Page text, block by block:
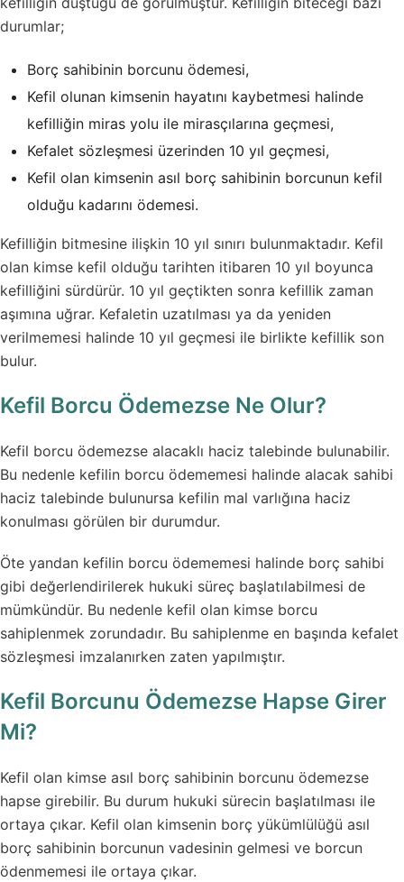
durumlar;
Borç sahibinin borcunu ödemesi,
Kefil olunan kimsenin hayatını kaybetmesi halinde
kefilliğin miras yolu ile mirasçılarına geçmesi,
Kefalet sözleşmesi üzerinden 10 yıl geçmesi,
Kefil olan kimsenin asıl borç sahibinin borcunun kefil
olduğu kadarını ödemesi.
Kefilliğin bitmesine ilişkin 10 yıl sınırı bulunmaktadır. Kefil
olan kimse kefil olduğu tarihten itibaren 10 yıl boyunca
kefilliğini sürdürür. 10 yıl geçtikten sonra kefillik zaman
aşımına uğrar. Kefaletin uzatılması ya da yeniden
verilmemesi halinde 10 yıl geçmesi ile birlikte kefillik son
bulur.
Kefil Borcu Ödemezse Ne Olur?
Kefil borcu ödemezse alacaklı haciz talebinde bulunabilir.
Bu nedenle kefilin borcu ödememesi halinde alacak sahibi
haciz talebinde bulunursa kefilin mal varlığına haciz
konulması görülen bir durumdur.
Öte yandan kefilin borcu ödememesi halinde borç sahibi
gibi değerlendirilerek hukuki süreç başlatılabilmesi de
mümkündür. Bu nedenle kefil olan kimse borcu
sahiplenmek zorundadır. Bu sahiplenme en başında kefalet
sözleşmesi imzalanırken zaten yapılmıştır.
Kefil Borcunu Ödemezse Hapse Girer
Mi?
Kefil olan kimse asıl borç sahibinin borcunu ödemezse
hapse girebilir. Bu durum hukuki sürecin başlatılması ile
ortaya çıkar. Kefil olan kimsenin borç yükümlülüğü asıl
borç sahibinin borcunun vadesinin gelmesi ve borcun
ödenmemesi ile ortaya çıkar.